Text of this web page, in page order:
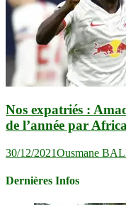
Nos expatriés :
de l’année par
30/12/2021Ousmane
Dernières Infos